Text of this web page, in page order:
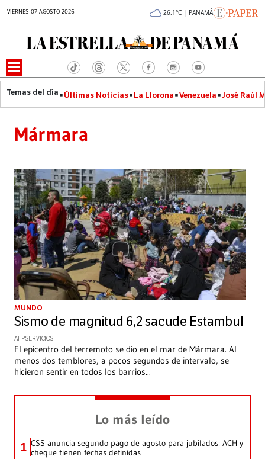
VIERNES 07 AGOSTO 2026 26.1°C | PANAMÁ
Últimas Noticias La Llorona Venezuela José Raúl
Mármara
MUNDO
Sismo de magnitud 6,2 sacude Estambul
AFP SERVICIOS
El epicentro del terremoto se dio en el mar de Mármara. Al
menos dos temblores, a pocos segundos de intervalo, se
hicieron sentir en todos los barrios...
Lo más leído
1 CSS anuncia segundo pago de agosto para jubilados: ACH y
cheque tienen fechas definidas